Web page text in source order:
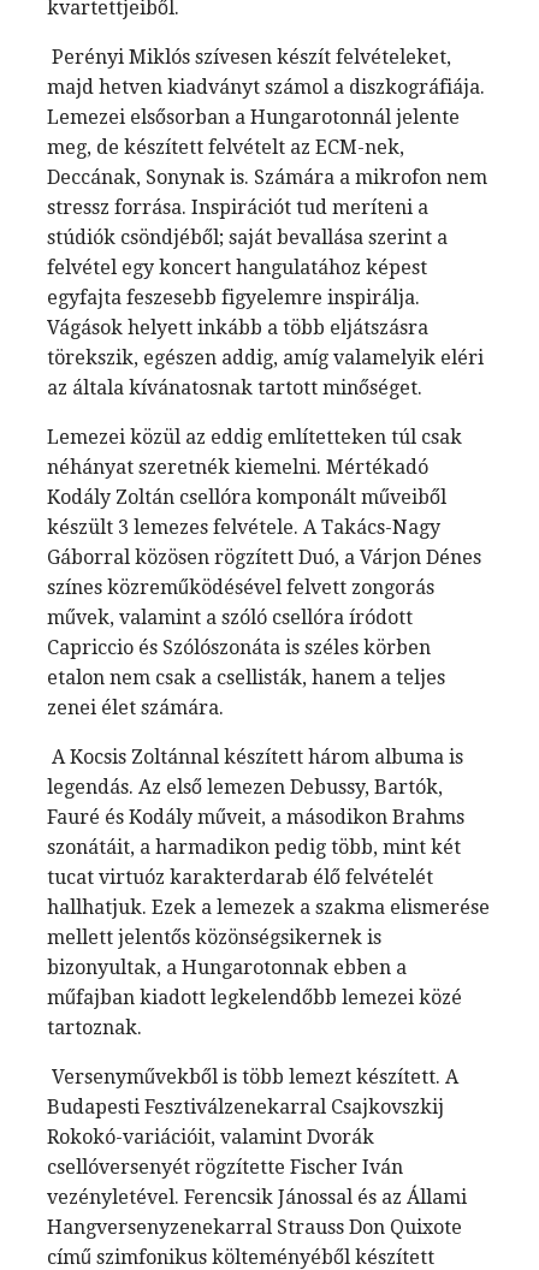
kvartettjeiből.
Perényi Miklós szívesen készít felvételeket,
majd hetven kiadványt számol a diszkográfiája.
Lemezei elsősorban a Hungarotonnál jelente
meg, de készített felvételt az ECM-nek,
Deccának, Sonynak is. Számára a mikrofon nem
stressz forrása. Inspirációt tud meríteni a
stúdiók csöndjéből; saját bevallása szerint a
felvétel egy koncert hangulatához képest
egyfajta feszesebb figyelemre inspirálja.
Vágások helyett inkább a több eljátszásra
törekszik, egészen addig, amíg valamelyik eléri
az általa kívánatosnak tartott minőséget.
Lemezei közül az eddig említetteken túl csak
néhányat szeretnék kiemelni. Mértékadó
Kodály Zoltán csellóra komponált műveiből
készült 3 lemezes felvétele. A Takács-Nagy
Gáborral közösen rögzített Duó, a Várjon Dénes
színes közreműködésével felvett zongorás
művek, valamint a szóló csellóra íródott
Capriccio és Szólószonáta is széles körben
etalon nem csak a csellisták, hanem a teljes
zenei élet számára.
A Kocsis Zoltánnal készített három albuma is
legendás. Az első lemezen Debussy, Bartók,
Fauré és Kodály műveit, a másodikon Brahms
szonátáit, a harmadikon pedig több, mint két
tucat virtuóz karakterdarab élő felvételét
hallhatjuk. Ezek a lemezek a szakma elismerése
mellett jelentős közönségsikernek is
bizonyultak, a Hungarotonnak ebben a
műfajban kiadott legkelendőbb lemezei közé
tartoznak.
Versenyművekből is több lemezt készített. A
Budapesti Fesztiválzenekarral Csajkovszkij
Rokokó-variációit, valamint Dvorák
csellóversenyét rögzítette Fischer Iván
vezényletével. Ferencsik Jánossal és az Állami
Hangversenyzenekarral Strauss Don Quixote
című szimfonikus költeményéből készített